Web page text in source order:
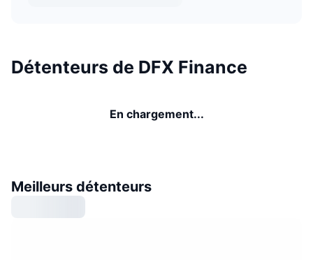
Détenteurs de DFX Finance
En chargement...
Meilleurs détenteurs